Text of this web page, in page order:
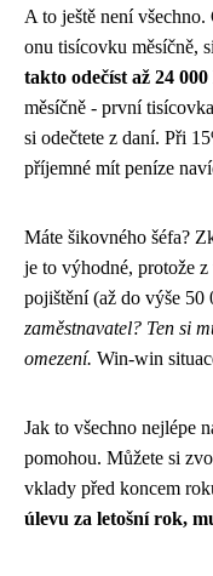
A to ještě není
onu tisícovku měsíčně,
takto odečíst až 24
měsíčně - první
si odečtete z daní. Při
příjemné mít peníze
Máte šikovného šéfa?
je to výhodné, protože
pojištění (až do výše
zaměstnavatel? Ten si
omezení. Win-win
Jak to všechno nejlépe
pomohou. Můžete si
vklady před koncem
úlevu za letošní rok,